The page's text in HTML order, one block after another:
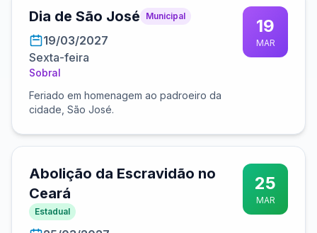
Dia de São José Municipal
19/03/2027
Sexta-feira
Sobral
Feriado em homenagem ao padroeiro da
cidade, São José.
19
MAR
Abolição da Escravidão no
Ceará
Estadual
25
MAR